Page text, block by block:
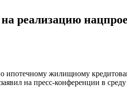
реализацию
ипотечному жилищному
на пресс-конференции в